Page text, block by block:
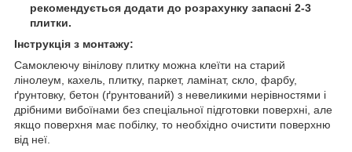
рекомендується додати до розрахунку запасні 2-3
плитки.
Інструкція з монтажу:
Самоклеючу вінілову плитку можна клеїти на старий
лінолеум, кахель, плитку, паркет, ламінат, скло, фарбу,
ґрунтовку, бетон (ґрунтований) з невеликими нерівностями і
дрібними вибоїнами без спеціальної підготовки поверхні, але
якщо поверхня має побілку, то необхідно очистити поверхню
від неї.